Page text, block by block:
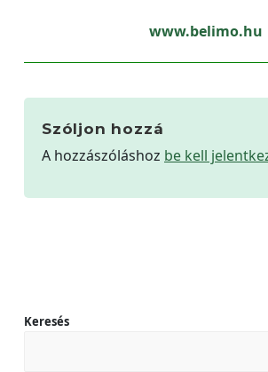
www.belimo.hu
Szóljon hozzá
A hozzászóláshoz be kell
Keresés